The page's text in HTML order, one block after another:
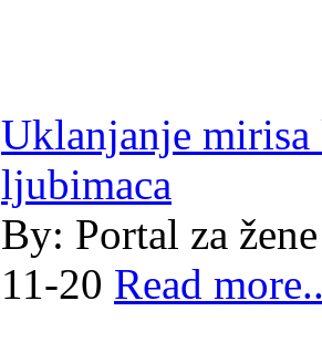
Uklanjanje
ljubimaca
By: Portal za žene
11-20 Read